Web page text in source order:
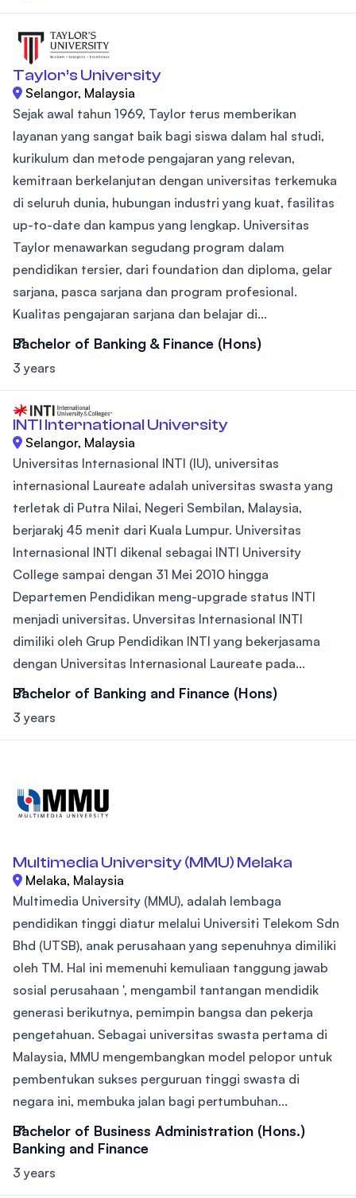
Taylor’s University
Selangor, Malaysia
Sejak awal tahun 1969, Taylor terus memberikan
layanan yang sangat baik bagi siswa dalam hal studi,
kurikulum dan metode pengajaran yang relevan,
kemitraan berkelanjutan dengan universitas terkemuka
di seluruh dunia, hubungan industri yang kuat, fasilitas
up-to-date dan kampus yang lengkap. Universitas
Taylor menawarkan segudang program dalam
pendidikan tersier, dari foundation dan diploma, gelar
sarjana, pasca sarjana dan program profesional.
Kualitas pengajaran sarjana dan belajar di...
Bachelor of Banking & Finance (Hons)
3 years
INTI International University
Selangor, Malaysia
Universitas Internasional INTI (IU), universitas
internasional Laureate adalah universitas swasta yang
terletak di Putra Nilai, Negeri Sembilan, Malaysia,
berjarakj 45 menit dari Kuala Lumpur. Universitas
Internasional INTI dikenal sebagai INTI University
College sampai dengan 31 Mei 2010 hingga
Departemen Pendidikan meng-upgrade status INTI
menjadi universitas. Unversitas Internasional INTI
dimiliki oleh Grup Pendidikan INTI yang bekerjasama
dengan Universitas Internasional Laureate pada...
Bachelor of Banking and Finance (Hons)
3 years
Multimedia University (MMU) Melaka
Melaka, Malaysia
Multimedia University (MMU), adalah lembaga
pendidikan tinggi diatur melalui Universiti Telekom Sdn
Bhd (UTSB), anak perusahaan yang sepenuhnya dimiliki
oleh TM. Hal ini memenuhi kemuliaan tanggung jawab
sosial perusahaan ', mengambil tantangan mendidik
generasi berikutnya, pemimpin bangsa dan pekerja
pengetahuan. Sebagai universitas swasta pertama di
Malaysia, MMU mengembangkan model pelopor untuk
pembentukan sukses perguruan tinggi swasta di
negara ini, membuka jalan bagi pertumbuhan...
Bachelor of Business Administration (Hons.)
Banking and Finance
3 years